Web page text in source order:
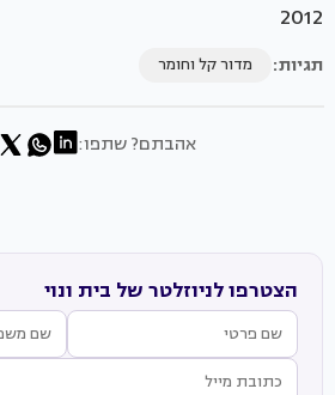
2012
תגיות: מדור קל וחומר
אהבתם? שתפו:
הצטרפו לניוזלטר של בית ונוי